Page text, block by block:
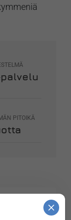
PITOIKÄ